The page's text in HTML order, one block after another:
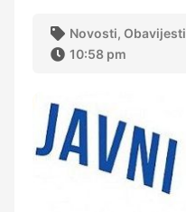
Novosti, Obavijesti
10:58 pm